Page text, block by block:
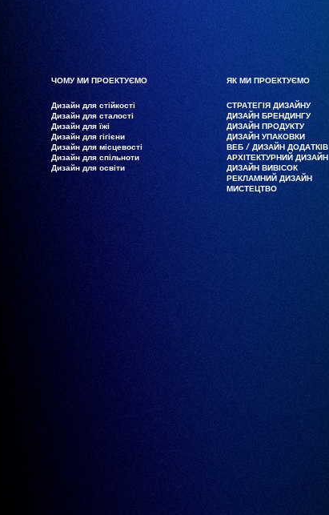
ЧОМУ МИ ПРОЕКТУЄМО
ЧОМУ МИ ПРОЕКТУЄМО
Дизайн для стійкості
Дизайн для стійкості
Дизайн для сталості
Дизайн для сталості
Дизайн для їжі
Дизайн для їжі
Дизайн для гігієни
Дизайн для гігієни
Дизайн для місцевості
Дизайн для місцевості
Дизайн для спільноти
Дизайн для спільноти
Дизайн для освіти
Дизайн для освіти
ЯК МИ ПРОЕКТУЄМО
ЯК МИ ПРОЕКТУЄМО
СТРАТЕГІЯ ДИЗАЙНУ
СТРАТЕГІЯ ДИЗАЙНУ
ДИЗАЙН БРЕНДИНГУ
ДИЗАЙН БРЕНДИНГУ
ДИЗАЙН ПРОДУКТУ
ДИЗАЙН ПРОДУКТУ
ДИЗАЙН УПАКОВКИ
ДИЗАЙН УПАКОВКИ
ВЕБ / ДИЗАЙН ДОДАТКІВ
ВЕБ / ДИЗАЙН ДОДАТКІВ
АРХІТЕКТУРНИЙ ДИЗАЙН
АРХІТЕКТУРНИЙ ДИЗАЙН
ДИЗАЙН ВИВІСОК
ДИЗАЙН ВИВІСОК
РЕКЛАМНИЙ ДИЗАЙН
РЕКЛАМНИЙ ДИЗАЙН
МИСТЕЦТВО
МИСТЕЦТВО